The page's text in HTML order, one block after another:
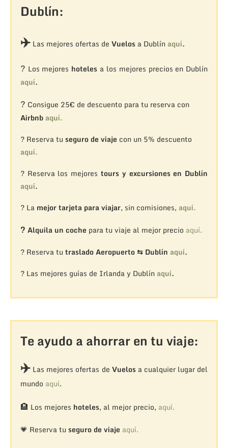
Dublín:
✈️Las mejores ofertas de Vuelosa Dublín aquí.
? Los mejores hoteles a los mejores precios en Dublín
aquí.
? Consigue 25€ de descuento para tu reserva con
Airbnb aquí.
? Reserva tu seguro de viaje con un 5% descuento
aquí.
? Reserva los mejores tours y excursiones en Dublín
aquí.
? La mejor tarjeta para viajar, sin comisiones, aquí.
? Alquila un coche para tu viaje al mejor precio aquí.
? Reserva tu traslado Aeropuerto ⇆ Dublín aquí.
? Las mejores guías de Irlanda y Dublín aquí.
Te ayudo a ahorrar en tu viaje:
✈️Las mejores ofertas de Vuelosa cualquier lugar del
mundo aquí.
🏨 Los mejores hoteles, al mejor precio, aquí.
💗 Reserva tu seguro de viaje aquí.